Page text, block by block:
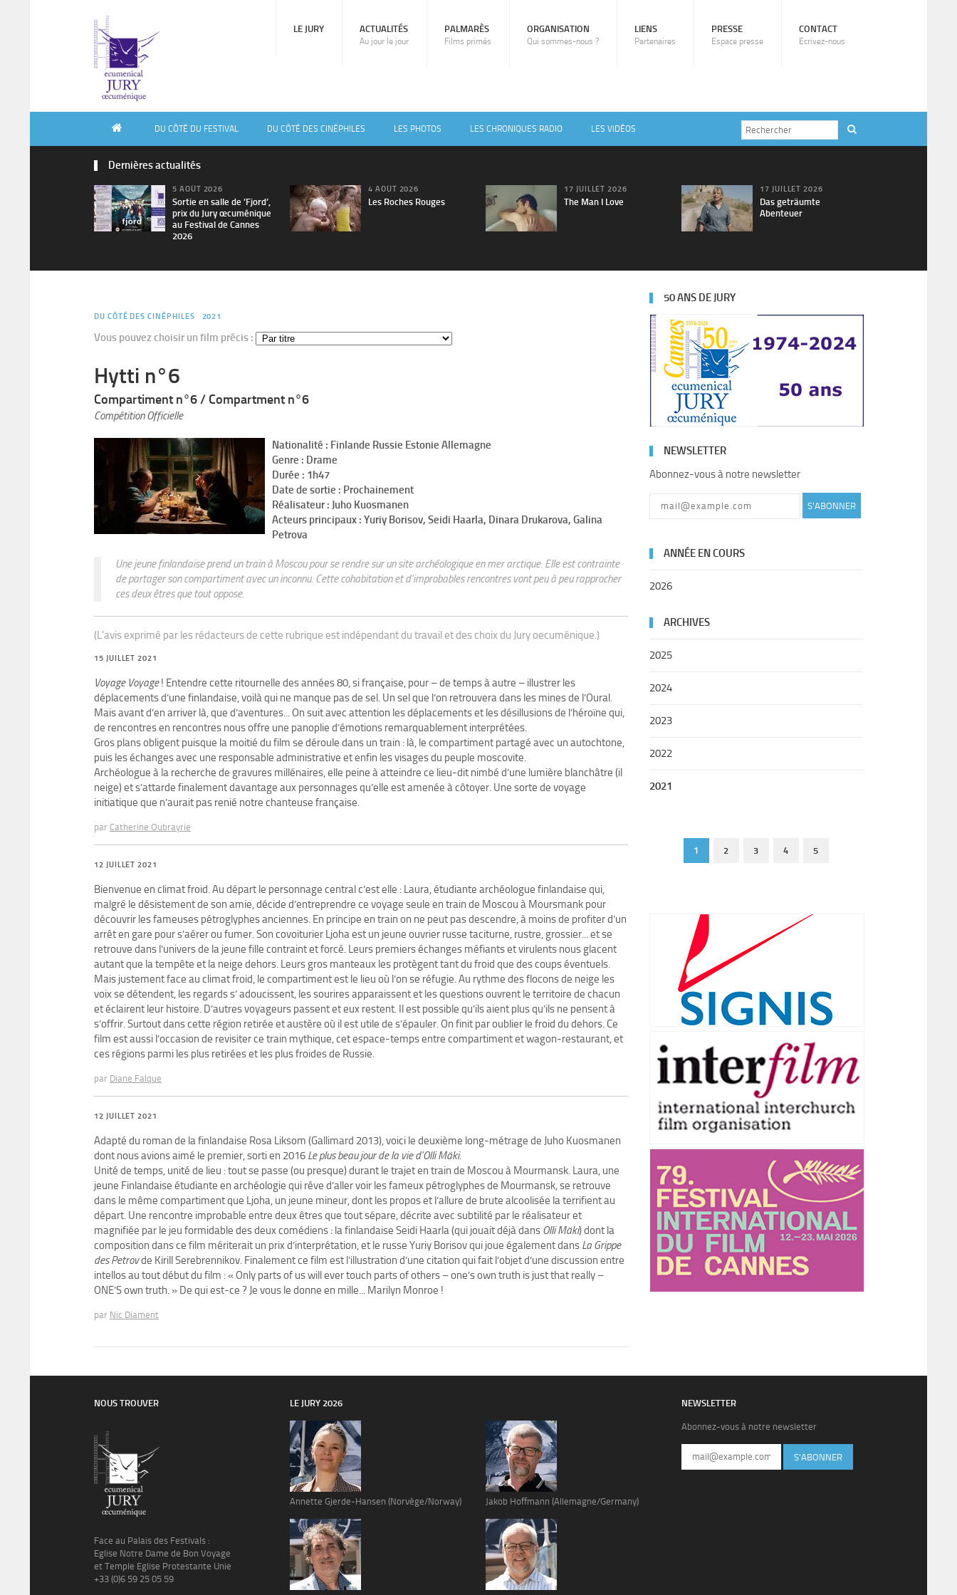
LE JURY ACTUALITÉS
Au jour le jour
PALMARÈS
Films primés
ORGANISATION
Qui sommes-nous ?
LIENS
Partenaires
PRESSE
Espace presse
CONTACT
Ecrivez-nous
DU CÔTÉ DU FESTIVAL DU CÔTÉ DES CINÉPHILES LES PHOTOS LES CHRONIQUES RADIO LES VIDÉOS
Dernières actualités
5 AOÛT 2026
Sortie en salle de ’Fjord’,
prix du Jury œcuménique
au Festival de Cannes
2026
4 AOÛT 2026
Les Roches Rouges
17 JUILLET 2026
The Man I Love
17 JUILLET 2026
Das geträumte
Abenteuer
DU CÔTÉ DES CINÉPHILES 2021
Vous pouvez choisir un film précis :
Hytti n°6
Compartiment n°6 / Compartment n°6
Compétition Officielle
Nationalité : Finlande Russie Estonie Allemagne
Genre : Drame
Durée : 1h47
Date de sortie : Prochainement
Réalisateur : Juho Kuosmanen
Acteurs principaux : Yuriy Borisov, Seidi Haarla, Dinara Drukarova, Galina
Petrova
Une jeune finlandaise prend un train à Moscou pour se rendre sur un site archéologique en mer arctique. Elle est contrainte
de partager son compartiment avec un inconnu. Cette cohabitation et d’improbables rencontres vont peu à peu rapprocher
ces deux êtres que tout oppose.
(L'avis exprimé par les rédacteurs de cette rubrique est indépendant du travail et des choix du Jury oecuménique.)
15 JUILLET 2021
Voyage Voyage! Entendre cette ritournelle des années 80, si française, pour – de temps à autre – illustrer les
déplacements d’une finlandaise, voilà qui ne manque pas de sel. Un sel que l’on retrouvera dans les mines de l’Oural.
Mais avant d’en arriver là, que d’aventures... On suit avec attention les déplacements et les désillusions de l’héroïne qui,
de rencontres en rencontres nous offre une panoplie d’émotions remarquablement interprétées.
Gros plans obligent puisque la moitié du film se déroule dans un train : là, le compartiment partagé avec un autochtone,
puis les échanges avec une responsable administrative et enfin les visages du peuple moscovite.
Archéologue à la recherche de gravures millénaires, elle peine à atteindre ce lieu-dit nimbé d’une lumière blanchâtre (il
neige) et s’attarde finalement davantage aux personnages qu’elle est amenée à côtoyer. Une sorte de voyage
initiatique que n’aurait pas renié notre chanteuse française.
par Catherine Oubrayrie
12 JUILLET 2021
Bienvenue en climat froid. Au départ le personnage central c’est elle : Laura, étudiante archéologue finlandaise qui,
malgré le désistement de son amie, décide d’entreprendre ce voyage seule en train de Moscou à Moursmank pour
découvrir les fameuses pétroglyphes anciennes. En principe en train on ne peut pas descendre, à moins de profiter d’un
arrêt en gare pour s’aérer ou fumer. Son covoiturier Ljoha est un jeune ouvrier russe taciturne, rustre, grossier... et se
retrouve dans l’univers de la jeune fille contraint et forcé. Leurs premiers échanges méfiants et virulents nous glacent
autant que la tempête et la neige dehors. Leurs gros manteaux les protègent tant du froid que des coups éventuels.
Mais justement face au climat froid, le compartiment est le lieu où l’on se réfugie. Au rythme des flocons de neige les
voix se détendent, les regards s’ adoucissent, les sourires apparaissent et les questions ouvrent le territoire de chacun
et éclairent leur histoire. D’autres voyageurs passent et eux restent. Il est possible qu’ils aient plus qu’ils ne pensent à
s’offrir. Surtout dans cette région retirée et austère où il est utile de s’épauler. On finit par oublier le froid du dehors. Ce
film est aussi l’occasion de revisiter ce train mythique, cet espace-temps entre compartiment et wagon-restaurant, et
ces régions parmi les plus retirées et les plus froides de Russie.
par Diane Falque
12 JUILLET 2021
Adapté du roman de la finlandaise Rosa Liksom (Gallimard 2013), voici le deuxième long-métrage de Juho Kuosmanen
dont nous avions aimé le premier, sorti en 2016 Le plus beau jour de la vie d’Olli Mäki.
Unité de temps, unité de lieu : tout se passe (ou presque) durant le trajet en train de Moscou à Mourmansk. Laura, une
jeune Finlandaise étudiante en archéologie qui rêve d’aller voir les fameux pétroglyphes de Mourmansk, se retrouve
dans le même compartiment que Ljoha, un jeune mineur, dont les propos et l’allure de brute alcoolisée la terrifient au
départ. Une rencontre improbable entre deux êtres que tout sépare, décrite avec subtilité par le réalisateur et
magnifiée par le jeu formidable des deux comédiens : la finlandaise Seidi Haarla (qui jouait déjà dans Olli Mäki) dont la
composition dans ce film mériterait un prix d’interprétation, et le russe Yuriy Borisov qui joue également dans La Grippe
des Petrovde Kirill Serebrennikov. Finalement ce film est l’illustration d’une citation qui fait l’objet d’une discussion entre
intellos au tout début du film : « Only parts of us will ever touch parts of others – one’s own truth is just that really –
ONE’S own truth. » De qui est-ce ? Je vous le donne en mille... Marilyn Monroe !
par Nic Diament
50 ANS DE JURY
NEWSLETTER
Abonnez-vous à notre newsletter
S'ABONNER
ANNÉE EN COURS
2026
ARCHIVES
2025
2024
2023
2022
2021
1 2 3 4 5
NOUS TROUVER
Face au Palais des Festivals :
Eglise Notre Dame de Bon Voyage
et Temple Eglise Protestante Unie
+33 (0)6 59 25 05 59
LE JURY 2026
Annette Gjerde-Hansen (Norvège/Norway) Jakob Hoffmann (Allemagne/Germany)
NEWSLETTER
Abonnez-vous à notre newsletter
S'ABONNER